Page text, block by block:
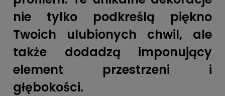
nie tylko podkreślą piękno
Twoich ulubionych chwil, ale
także dodadzą imponujący
element przestrzeni i
głębokości.